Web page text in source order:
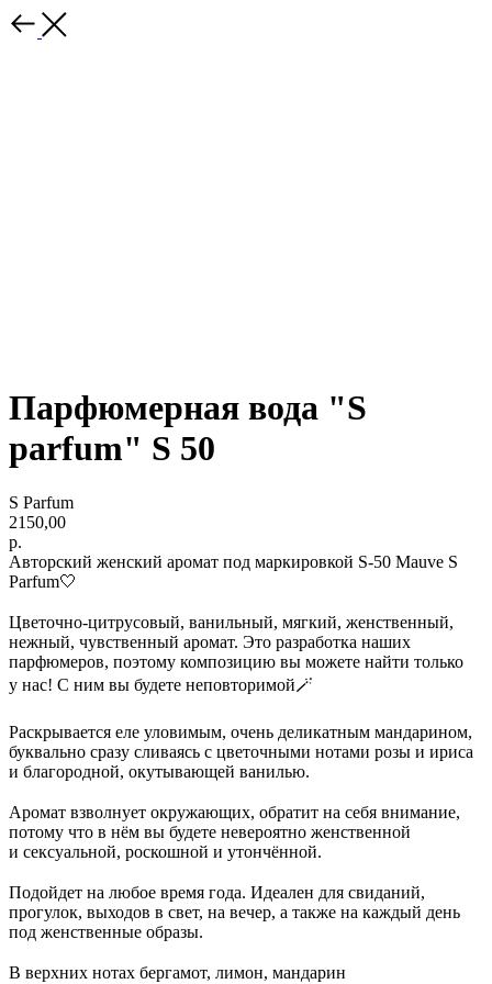
Парфюмерная вода "S
parfum" S 50
S Parfum
2150,00
р.
Авторский женский аромат под маркировкой S-50 Mauve S
Parfum🤍
Цветочно-цитрусовый, ванильный, мягкий, женственный,
нежный, чувственный аромат. Это разработка наших
парфюмеров, поэтому композицию вы можете найти только
у нас! С ним вы будете неповторимой🪄
Раскрывается еле уловимым, очень деликатным мандарином,
буквально сразу сливаясь с цветочными нотами розы и ириса
и благородной, окутывающей ванилью.
Аромат взволнует окружающих, обратит на себя внимание,
потому что в нём вы будете невероятно женственной
и сексуальной, роскошной и утончённой.
Подойдет на любое время года. Идеален для свиданий,
прогулок, выходов в свет, на вечер, а также на каждый день
под женственные образы.
В верхних нотах бергамот, лимон, мандарин